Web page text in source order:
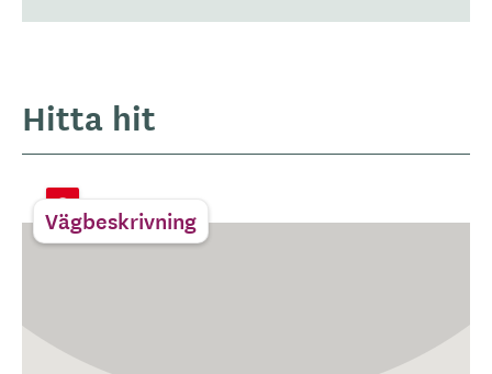
Hitta hit
Vägbeskrivning